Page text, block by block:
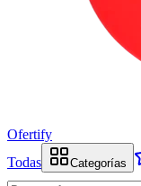
Ofertify
Todas
Categorías